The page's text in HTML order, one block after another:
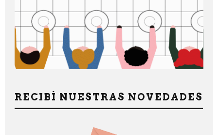
RECIBÍ NUESTRAS NOVEDADES